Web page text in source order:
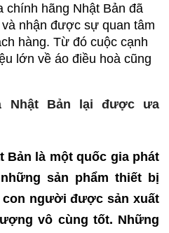
chính hãng Nhật Bản đã
nhận được sự quan tâm
hàng. Từ đó cuộc cạnh
lớn về áo điều hoà cũng
Nhật Bản lại được ưa
Bản là một quốc gia phát
sản phẩm thiết bị
người được sản xuất
vô cùng tốt. Những